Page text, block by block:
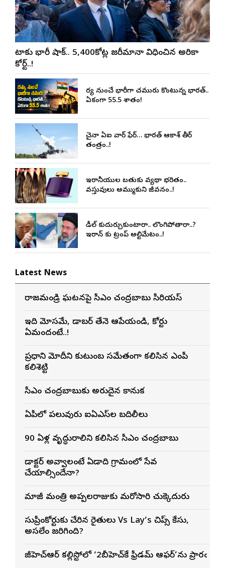
మెటాకు భారీ షాక్.. 5,400కోట్ల జరీమానా విధించిన అమెరికా
కోర్ట్..!
రష్యా నుంచే భారీగా చమురు కొంటున్న భారత్..
ఏకంగా 55.5 శాతం!
చైనా ఏఐ వార్ ఫేర్… భారత్ ఆకాశ్ తీర్
తంత్రం..!
ఇరానీయుల బతుకు వ్యథా భరితం..
వస్తువులు అమ్ముకుని జీవనం..!
డీల్ కుదుర్చుకుంటారా.. లొంగిపోతారా..?
ఇరాన్ కు ట్రంప్ అల్టిమేటం..!
Latest News
రాజమండ్రి ఘటనపై సీఎం చంద్రబాబు సీరియస్
ఇది మోసమే, డాబర్‌ తేనె ఆపేయండి, కోర్టు
ఏమందంటే..!
ప్రధాని మోదీని కుటుంబ సమేతంగా కలిసిన ఎంపీ
కలిశెట్టి
సీఎం చంద్రబాబుకు అరుదైన కానుక
ఏపీలో పలువురు ఐఏఎస్‌ల బదిలీలు
90 ఏళ్ల వృద్ధురాలిని కలిసిన సీఎం చంద్రబాబు
డాక్టర్ అవ్వాలంటే ఏడాది గ్రామంలో సేవ
చేయాల్సిందేనా?
మాజీ మంత్రి అప్పలరాజుకు మరోసారి చుక్కెదురు
సుప్రీంకోర్టుకు చేరిన రైతులు Vs Lay’s చిప్స్‌ కేసు,
అసలేం జరిగింది?
జీహెచ్ఆర్ కల్లిస్టోలో ‘2బీహెచ్‌కే ఫ్రీడమ్ ఆఫర్’ను